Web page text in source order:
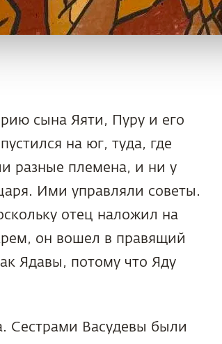
сына Яяти, Пуру и его
на юг, туда, где
разные племена, и ни у
Ими управляли советы.
отец наложил на
он вошел в правящий
Ядавы, потому что Яду
Сестрами Васудевы были